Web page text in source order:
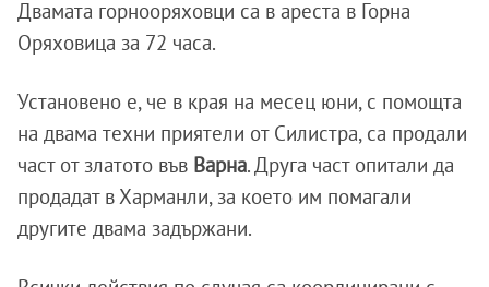
Двамата горнооряховци са в ареста в Горна
Оряховица за 72 часа.
Установено е, че в края на месец юни, с помощта
на двама техни приятели от Силистра, са продали
част от златото във Варна. Друга част опитали да
продадат в Харманли, за което им помагали
другите двама задържани.